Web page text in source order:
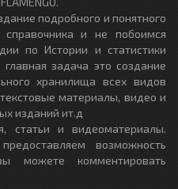
подробного и понятного
справочника и не побоимся
по Истории и статистики
задача это создание
хранилища всех видов
материалы, видео и
изданий ит.д
статьи и видеоматериалы.
возможность
комментировать